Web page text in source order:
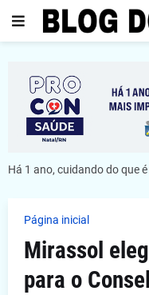
Há 1 ano, cuidando do que
Página inicial
Mirassol
para o